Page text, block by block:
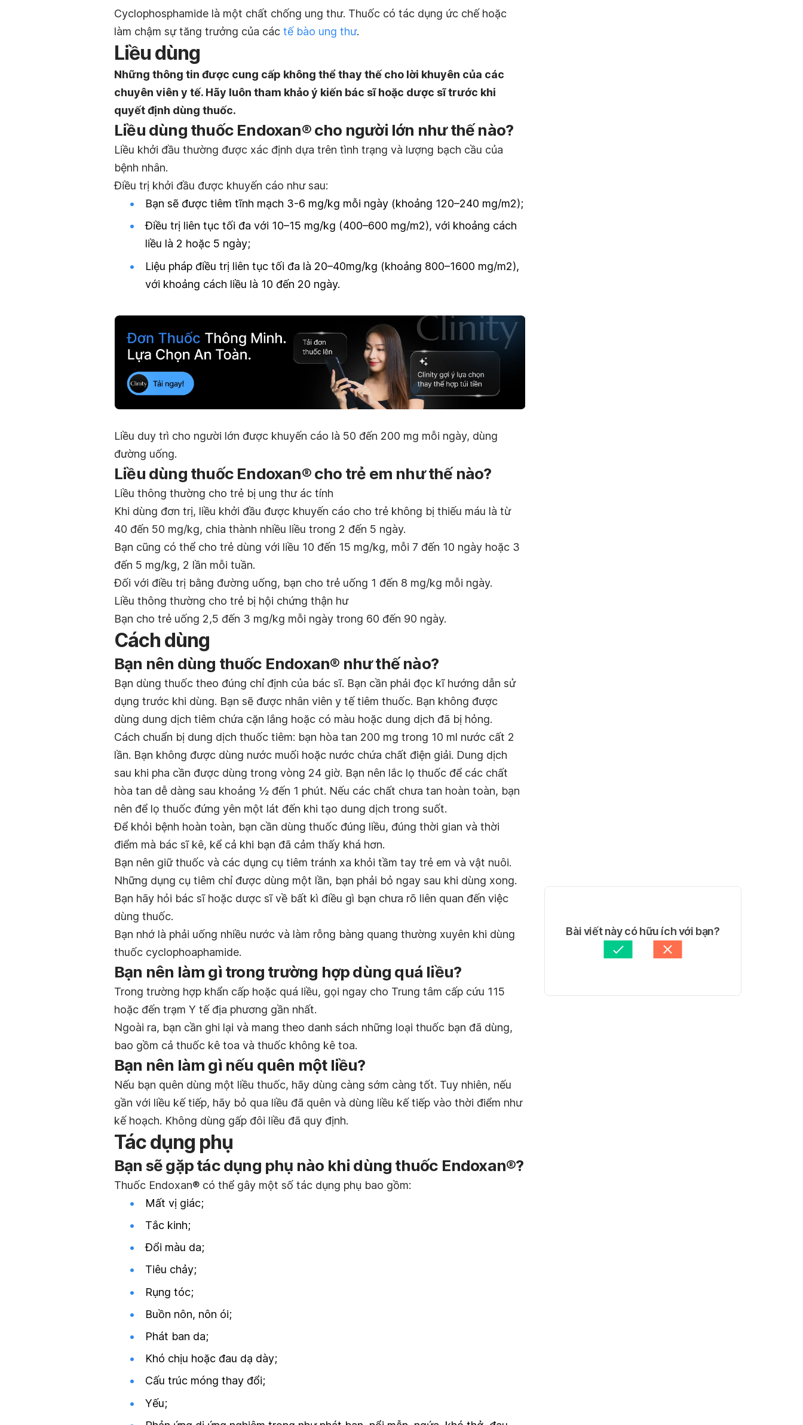
Cyclophosphamide là một chất chống ung thư. Thuốc có tác dụng ức chế hoặc
làm chậm sự tăng trưởng của các tế bào ung thư.
Liều dùng
Những thông tin được cung cấp không thể thay thế cho lời khuyên của các
chuyên viên y tế. Hãy luôn tham khảo ý kiến bác sĩ hoặc dược sĩ trước khi
quyết định dùng thuốc.
Liều dùng thuốc Endoxan® cho người lớn như thế nào?
Liều khởi đầu thường được xác định dựa trên tình trạng và lượng bạch cầu của
bệnh nhân.
Điều trị khởi đầu được khuyến cáo như sau:
Bạn sẽ được tiêm tĩnh mạch 3-6 mg/kg mỗi ngày (khoảng 120–240 mg/m2);
Điều trị liên tục tối đa với 10–15 mg/kg (400–600 mg/m2), với khoảng cách
liều là 2 hoặc 5 ngày;
Liệu pháp điều trị liên tục tối đa là 20–40mg/kg (khoảng 800–1600 mg/m2),
với khoảng cách liều là 10 đến 20 ngày.
Liều duy trì cho người lớn được khuyến cáo là 50 đến 200 mg mỗi ngày, dùng
đường uống.
Liều dùng thuốc Endoxan® cho trẻ em như thế nào?
Liều thông thường cho trẻ bị ung thư ác tính
Khi dùng đơn trị, liều khởi đầu được khuyến cáo cho trẻ không bị thiếu máu là từ
40 đến 50 mg/kg, chia thành nhiều liều trong 2 đến 5 ngày.
Bạn cũng có thể cho trẻ dùng với liều 10 đến 15 mg/kg, mỗi 7 đến 10 ngày hoặc 3
đến 5 mg/kg, 2 lần mỗi tuần.
Đối với điều trị bằng đường uống, bạn cho trẻ uống 1 đến 8 mg/kg mỗi ngày.
Liều thông thường cho trẻ bị hội chứng thận hư
Bạn cho trẻ uống 2,5 đến 3 mg/kg mỗi ngày trong 60 đến 90 ngày.
Cách dùng
Bạn nên dùng thuốc Endoxan® như thế nào?
Bạn dùng thuốc theo đúng chỉ định của bác sĩ. Bạn cần phải đọc kĩ hướng dẫn sử
dụng trước khi dùng. Bạn sẽ được nhân viên y tế tiêm thuốc. Bạn không được
dùng dung dịch tiêm chứa cặn lắng hoặc có màu hoặc dung dịch đã bị hỏng.
Cách chuẩn bị dung dịch thuốc tiêm: bạn hòa tan 200 mg trong 10 ml nước cất 2
lần. Bạn không được dùng nước muối hoặc nước chứa chất điện giải. Dung dịch
sau khi pha cần được dùng trong vòng 24 giờ. Bạn nên lắc lọ thuốc để các chất
hòa tan dễ dàng sau khoảng ½ đến 1 phút. Nếu các chất chưa tan hoàn toàn, bạn
nên để lọ thuốc đứng yên một lát đến khi tạo dung dịch trong suốt.
Để khỏi bệnh hoàn toàn, bạn cần dùng thuốc đúng liều, đúng thời gian và thời
điểm mà bác sĩ kê, kể cả khi bạn đã cảm thấy khá hơn.
Bạn nên giữ thuốc và các dụng cụ tiêm tránh xa khỏi tầm tay trẻ em và vật nuôi.
Những dụng cụ tiêm chỉ được dùng một lần, bạn phải bỏ ngay sau khi dùng xong.
Bạn hãy hỏi bác sĩ hoặc dược sĩ về bất kì điều gì bạn chưa rõ liên quan đến việc
dùng thuốc.
Bạn nhớ là phải uống nhiều nước và làm rỗng bàng quang thường xuyên khi dùng
thuốc cyclophoaphamide.
Bạn nên làm gì trong trường hợp dùng quá liều?
Trong trường hợp khẩn cấp hoặc quá liều, gọi ngay cho Trung tâm cấp cứu 115
hoặc đến trạm Y tế địa phương gần nhất.
Ngoài ra, bạn cần ghi lại và mang theo danh sách những loại thuốc bạn đã dùng,
bao gồm cả thuốc kê toa và thuốc không kê toa.
Bạn nên làm gì nếu quên một liều?
Nếu bạn quên dùng một liều thuốc, hãy dùng càng sớm càng tốt. Tuy nhiên, nếu
gần với liều kế tiếp, hãy bỏ qua liều đã quên và dùng liều kế tiếp vào thời điểm như
kế hoạch. Không dùng gấp đôi liều đã quy định.
Tác dụng phụ
Bạn sẽ gặp tác dụng phụ nào khi dùng thuốc Endoxan®?
Thuốc Endoxan® có thể gây một số tác dụng phụ bao gồm:
Mất vị giác;
Tắc kinh;
Đổi màu da;
Tiêu chảy;
Rụng tóc;
Buồn nôn, nôn ói;
Phát ban da;
Khó chịu hoặc đau dạ dày;
Cấu trúc móng thay đổi;
Yếu;
Bài viết này có hữu ích với bạn?